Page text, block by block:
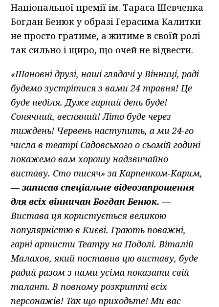
Національної премії ім. Тараса Шевченка
Богдан Бенюк у образі Герасима Калитки
не просто гратиме, а житиме в своїй ролі
так сильно і щиро, що очей не відвести.
«Шановні друзі, наші глядачі у Вінниці, раді
будемо зустрітися з вами 24 травня! Це
буде неділя. Дуже гарний день буде!
Сонячний, весняний! Літо буде через
тиждень! Червень наступить, а ми 24-го
числа в театрі Садовського о сьомій годині
покажемо вам хорошу надзвичайно
виставу. Сто тисяч» за Карпенком-Карим,
—записав спеціальне відеозапрошення
для всіх вінничан Богдан Бенюк. —
Вистава ця користується великою
популярністю в Києві. Грають поважні,
гарні артисти Театру на Подолі. Віталій
Малахов, який поставив цю виставу, буде
радий разом з нами усіма показати свій
талант. В повному розкритті всіх
персонажів! Так що приходьте! Ми вас